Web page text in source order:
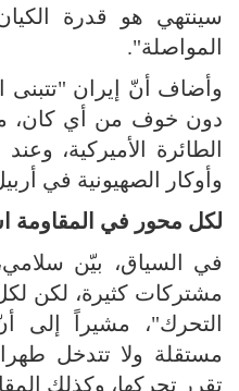
سينتهي هو قدرة
المواصلة".
وأضاف أنّ إيران "تتبنى
دون خوف من أي كان،
الطائرة الأميركية،
وأوكار الصهيونية في
لكل محور في المقاومة
في السياق، بيّن
مشتركات كثيرة، لكن
التحرك"، مشيراً إلى
مستقلة ولا تتدخل
تقرر تحركها، وكذلك